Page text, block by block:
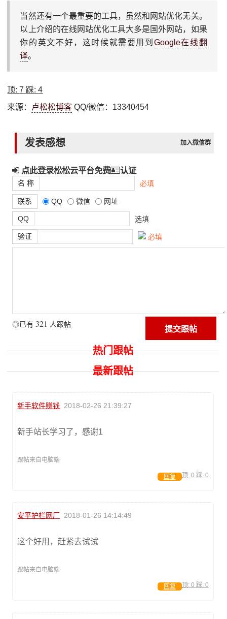
当然还有一个最重要的工具，虽然和网站优化无关。
以上介绍的在线网站优化工具大多是国外网站，如果
你的英文不好，这时候就需要用到 Google在线翻
译。
顶:7 踩:4
来源： 卢松松博客 QQ/微信：13340454
发表感想 加入微信群
点此登录松松云平台免费 认证
名 称 必填
联系 QQ 微信 网址
QQ 选填
验证 必填
◎已有 321 人跟帖
热门跟帖
最新跟帖
新手软件赚钱 2018-02-26 21:39:27
新手站长学习了，感谢1
跟帖来自电脑端
顶: 0 踩: 0
回复
安平护栏网厂 2018-01-26 14:14:49
这个好用，赶紧去试试
跟帖来自电脑端
顶: 0 踩: 0
回复